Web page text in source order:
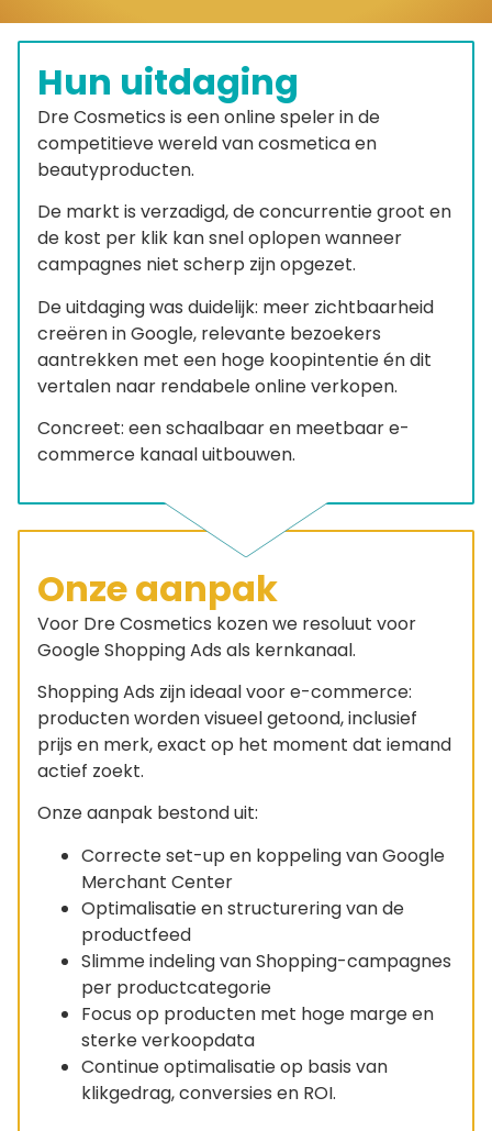
Hun uitdaging
Dre Cosmetics is een online speler in de
competitieve wereld van cosmetica en
beautyproducten.
De markt is verzadigd, de concurrentie groot en
de kost per klik kan snel oplopen wanneer
campagnes niet scherp zijn opgezet.
De uitdaging was duidelijk: meer zichtbaarheid
creëren in Google, relevante bezoekers
aantrekken met een hoge koopintentie én dit
vertalen naar rendabele online verkopen.
Concreet: een schaalbaar en meetbaar e-
commerce kanaal uitbouwen.
Onze aanpak
Voor Dre Cosmetics kozen we resoluut voor
Google Shopping Ads als kernkanaal.
Shopping Ads zijn ideaal voor e-commerce:
producten worden visueel getoond, inclusief
prijs en merk, exact op het moment dat iemand
actief zoekt.
Onze aanpak bestond uit:
Correcte set-up en koppeling van Google
Merchant Center
Optimalisatie en structurering van de
productfeed
Slimme indeling van Shopping-campagnes
per productcategorie
Focus op producten met hoge marge en
sterke verkoopdata
Continue optimalisatie op basis van
klikgedrag, conversies en ROI.